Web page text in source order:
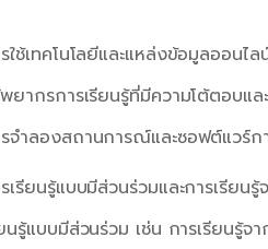
ใช้เทคโนโลยีและแหล่งข้อมูลออนไ
ยากรการเรียนรู้ที่มีความโต้ตอบแ
จำลองสถานการณ์และซอฟต์แวร์ก
เรียนรู้แบบมีส่วนร่วมและการเรีย
นรู้แบบมีส่วนร่วม เช่น การเรียนรู้